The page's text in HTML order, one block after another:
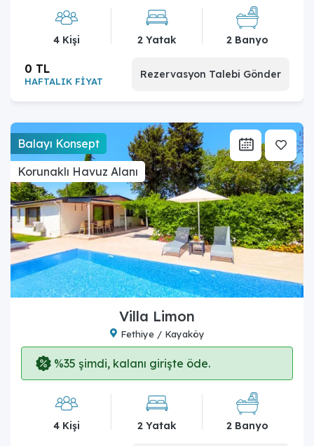
4 Kişi 2 Yatak 2 Banyo
HAFTALIK FİYAT
0 TL Rezervasyon Talebi Gönder
Balayı Konsept
Korunaklı Havuz Alanı
Villa Limon
Fethiye / Kayaköy
%35 şimdi, kalanı girişte öde.
4 Kişi 2 Yatak 2 Banyo